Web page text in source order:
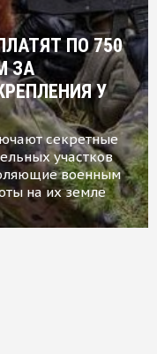
ПО 750
ЗА
У
секретные
участков
военным
на их земле